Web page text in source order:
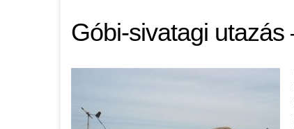
Góbi-sivatagi